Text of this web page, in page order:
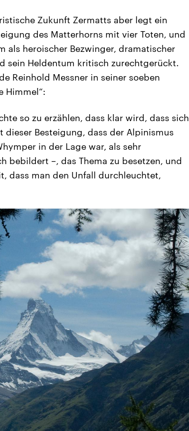
Zukunft Zermatts aber legt ein
des Matterhorns mit vier Toten, und
als heroischer Bezwinger, dramatischer
sein Heldentum kritisch zurechtgerückt.
Reinhold Messner in seiner soeben
Himmel“:
so zu erzählen, dass klar wird, dass sich
Besteigung, dass der Alpinismus
in der Lage war, als sehr
bebildert –, das Thema zu besetzen, und
dass man den Unfall durchleuchtet,